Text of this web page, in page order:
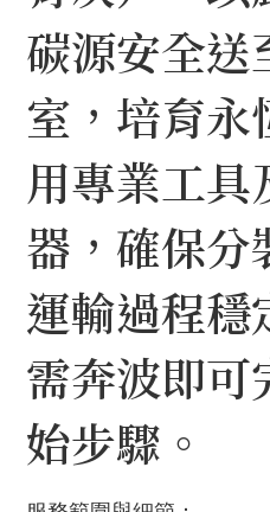
碳源安全送
室，培育永
用專業工具
器，確保分
運輸過程穩
需奔波即可
始步驟。